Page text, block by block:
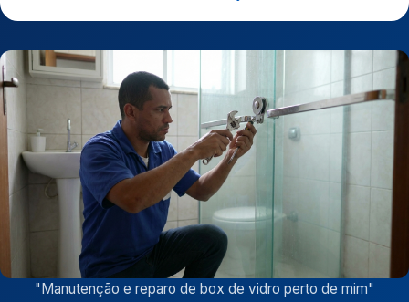
"Manutenção e reparo de box de vidro perto de mim"